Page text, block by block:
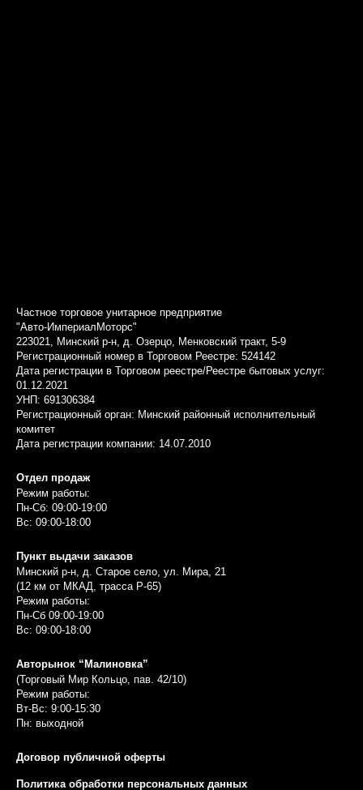
Частное торговое унитарное предприятие
"Авто-ИмпериалМоторс"
223021, Минский р-н, д. Озерцо, Менковский тракт, 5-9
Регистрационный номер в Торговом Реестре: 524142
Дата регистрации в Торговом реестре/Реестре бытовых услуг:
01.12.2021
УНП: 691306384
Регистрационный орган: Минский районный исполнительный
комитет
Дата регистрации компании: 14.07.2010
Отдел продаж
Режим работы:
Пн-Сб: 09:00-19:00
Вс: 09:00-18:00
Пункт выдачи заказов
Минский р-н, д. Старое село, ул. Мира, 21
(12 км от МКАД, трасса P-65)
Режим работы:
Пн-Сб 09:00-19:00
Вс: 09:00-18:00
Авторынок “Малиновка”
(Торговый Мир Кольцо, пав. 42/10)
Режим работы:
Вт-Вс: 9:00-15:30
Пн: выходной
Договор публичной оферты
Политика обработки персональных данных